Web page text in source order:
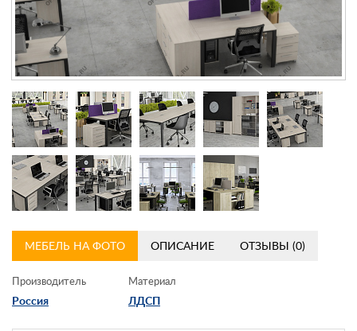
Контакты
Заказать обратный звонок
МЕБЕЛЬ НА ФОТО ОПИСАНИЕ ОТЗЫВЫ (0)
Производитель
Россия
Материал
ЛДСП